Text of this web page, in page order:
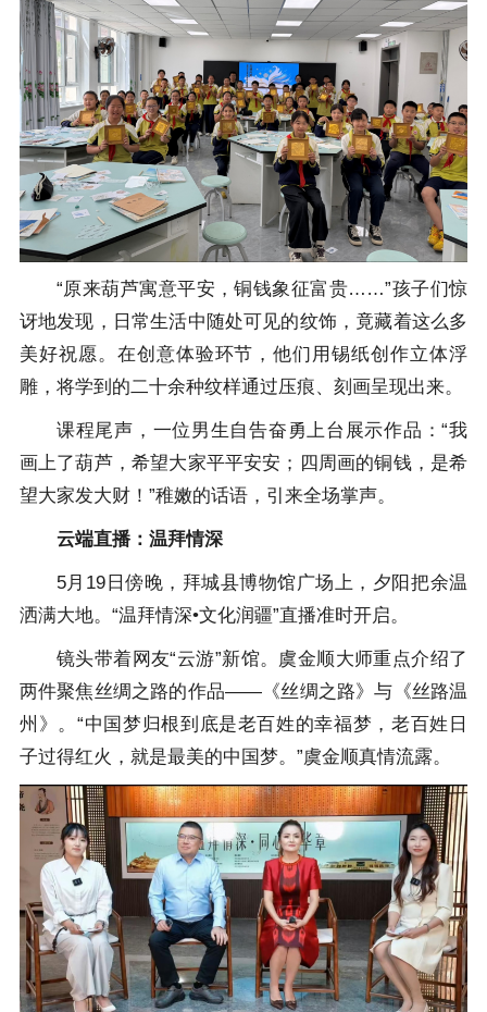
“原来葫芦寓意平安，铜钱象征富贵……”孩子们惊
讶地发现，日常生活中随处可见的纹饰，竟藏着这么多
美好祝愿。在创意体验环节，他们用锡纸创作立体浮
雕，将学到的二十余种纹样通过压痕、刻画呈现出来。
课程尾声，一位男生自告奋勇上台展示作品：“我
画上了葫芦，希望大家平平安安；四周画的铜钱，是希
望大家发大财！”稚嫩的话语，引来全场掌声。
云端直播：温拜情深
5月19日傍晚，拜城县博物馆广场上，夕阳把余温
洒满大地。“温拜情深•文化润疆”直播准时开启。
镜头带着网友“云游”新馆。虞金顺大师重点介绍了
两件聚焦丝绸之路的作品——《丝绸之路》与《丝路温
州》。“中国梦归根到底是老百姓的幸福梦，老百姓日
子过得红火，就是最美的中国梦。”虞金顺真情流露。